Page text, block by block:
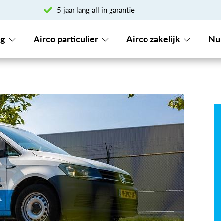
5 jaar lang all in garantie
Airco particulier Airco zakelijk